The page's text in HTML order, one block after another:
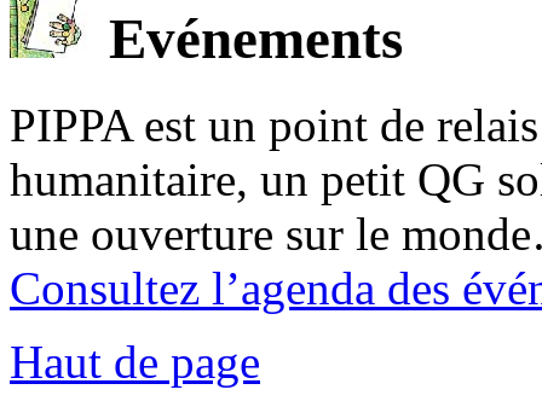
Evénements
PIPPA est un point de
humanitaire, un petit QG
une ouverture sur le
Consultez l’agenda des
Haut de page